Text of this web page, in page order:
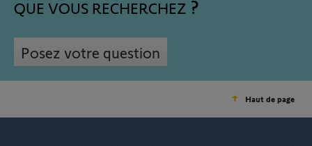
QUE VOUS RECHERCHEZ
Posez votre question
Haut de page